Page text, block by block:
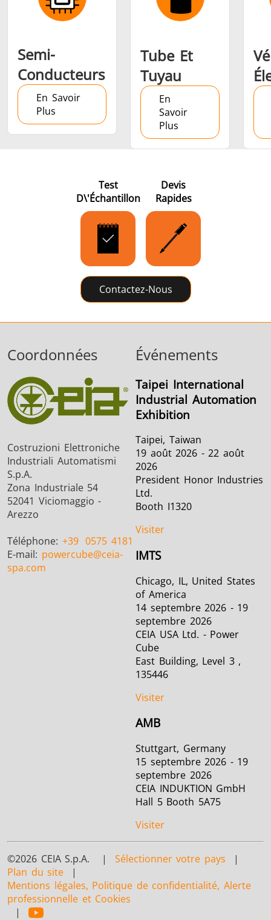
Semi-
Conducteurs
En Savoir
Plus
Tube Et
Tuyau
En
Savoir
Plus
Test
D\'échantillon
Devis
Rapides
Contactez-Nous
Coordonnées
Costruzioni Elettroniche
Industriali Automatismi
S.p.A.
Zona Industriale 54
52041 Viciomaggio -
Arezzo
Téléphone: +39 0575 4181
E-mail: powercube@ceia-
spa.com
Événements
Taipei International
Industrial Automation
Exhibition
Taipei, Taiwan
19 août 2026 - 22 août
2026
President Honor Industries
Ltd.
Booth I1320
Visiter
IMTS
Chicago, IL, United States
of America
14 septembre 2026 - 19
septembre 2026
CEIA USA Ltd. - Power
Cube
East Building, Level 3 ,
135446
Visiter
AMB
Stuttgart, Germany
15 septembre 2026 - 19
septembre 2026
CEIA INDUKTION GmbH
Hall 5 Booth 5A75
Visiter
©2026 CEIA S.p.A. | Sélectionner votre pays |
Plan du site |
Mentions légales, Politique de confidentialité, Alerte
professionnelle et Cookies
|